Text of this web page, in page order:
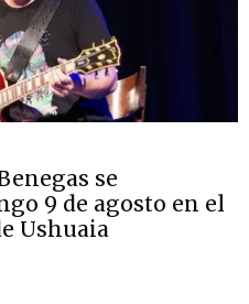
se
9 de agosto en el
Ushuaia